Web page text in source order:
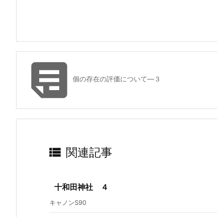
個の存在の評価について―３
 関連記事
十和田神社 ４
キャノンS90